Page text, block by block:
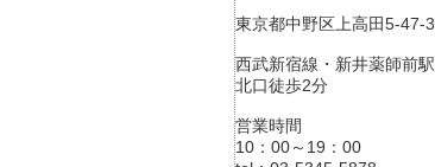
東京都中野区上高田5-47-3
西武新宿線・新井薬師前駅
北口徒歩2分
営業時間
10：00～19：00